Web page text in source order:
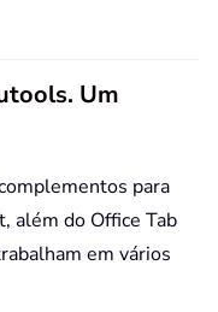
Um
para
além do Office Tab
em vários